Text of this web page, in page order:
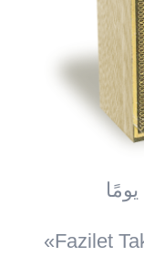
منذ عام 1973م، يُنشر «Fazilet Takvimi»